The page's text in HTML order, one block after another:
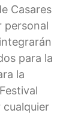
Casares
personal
para la
la
cualquier